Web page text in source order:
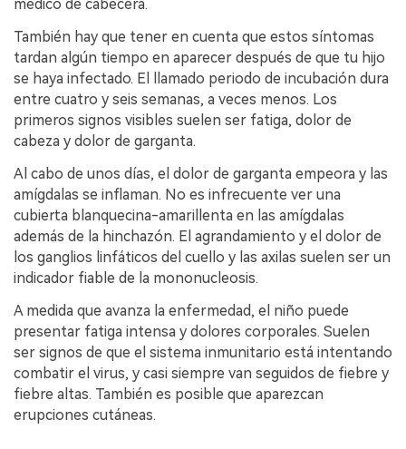
médico de cabecera.
También hay que tener en cuenta que estos síntomas
tardan algún tiempo en aparecer después de que tu hijo
se haya infectado. El llamado periodo de incubación dura
entre cuatro y seis semanas, a veces menos. Los
primeros signos visibles suelen ser fatiga, dolor de
cabeza y dolor de garganta.
Al cabo de unos días, el dolor de garganta empeora y las
amígdalas se inflaman. No es infrecuente ver una
cubierta blanquecina-amarillenta en las amígdalas
además de la hinchazón. El agrandamiento y el dolor de
los ganglios linfáticos del cuello y las axilas suelen ser un
indicador fiable de la mononucleosis.
A medida que avanza la enfermedad, el niño puede
presentar fatiga intensa y dolores corporales. Suelen
ser signos de que el sistema inmunitario está intentando
combatir el virus, y casi siempre van seguidos de fiebre y
fiebre altas. También es posible que aparezcan
erupciones cutáneas.